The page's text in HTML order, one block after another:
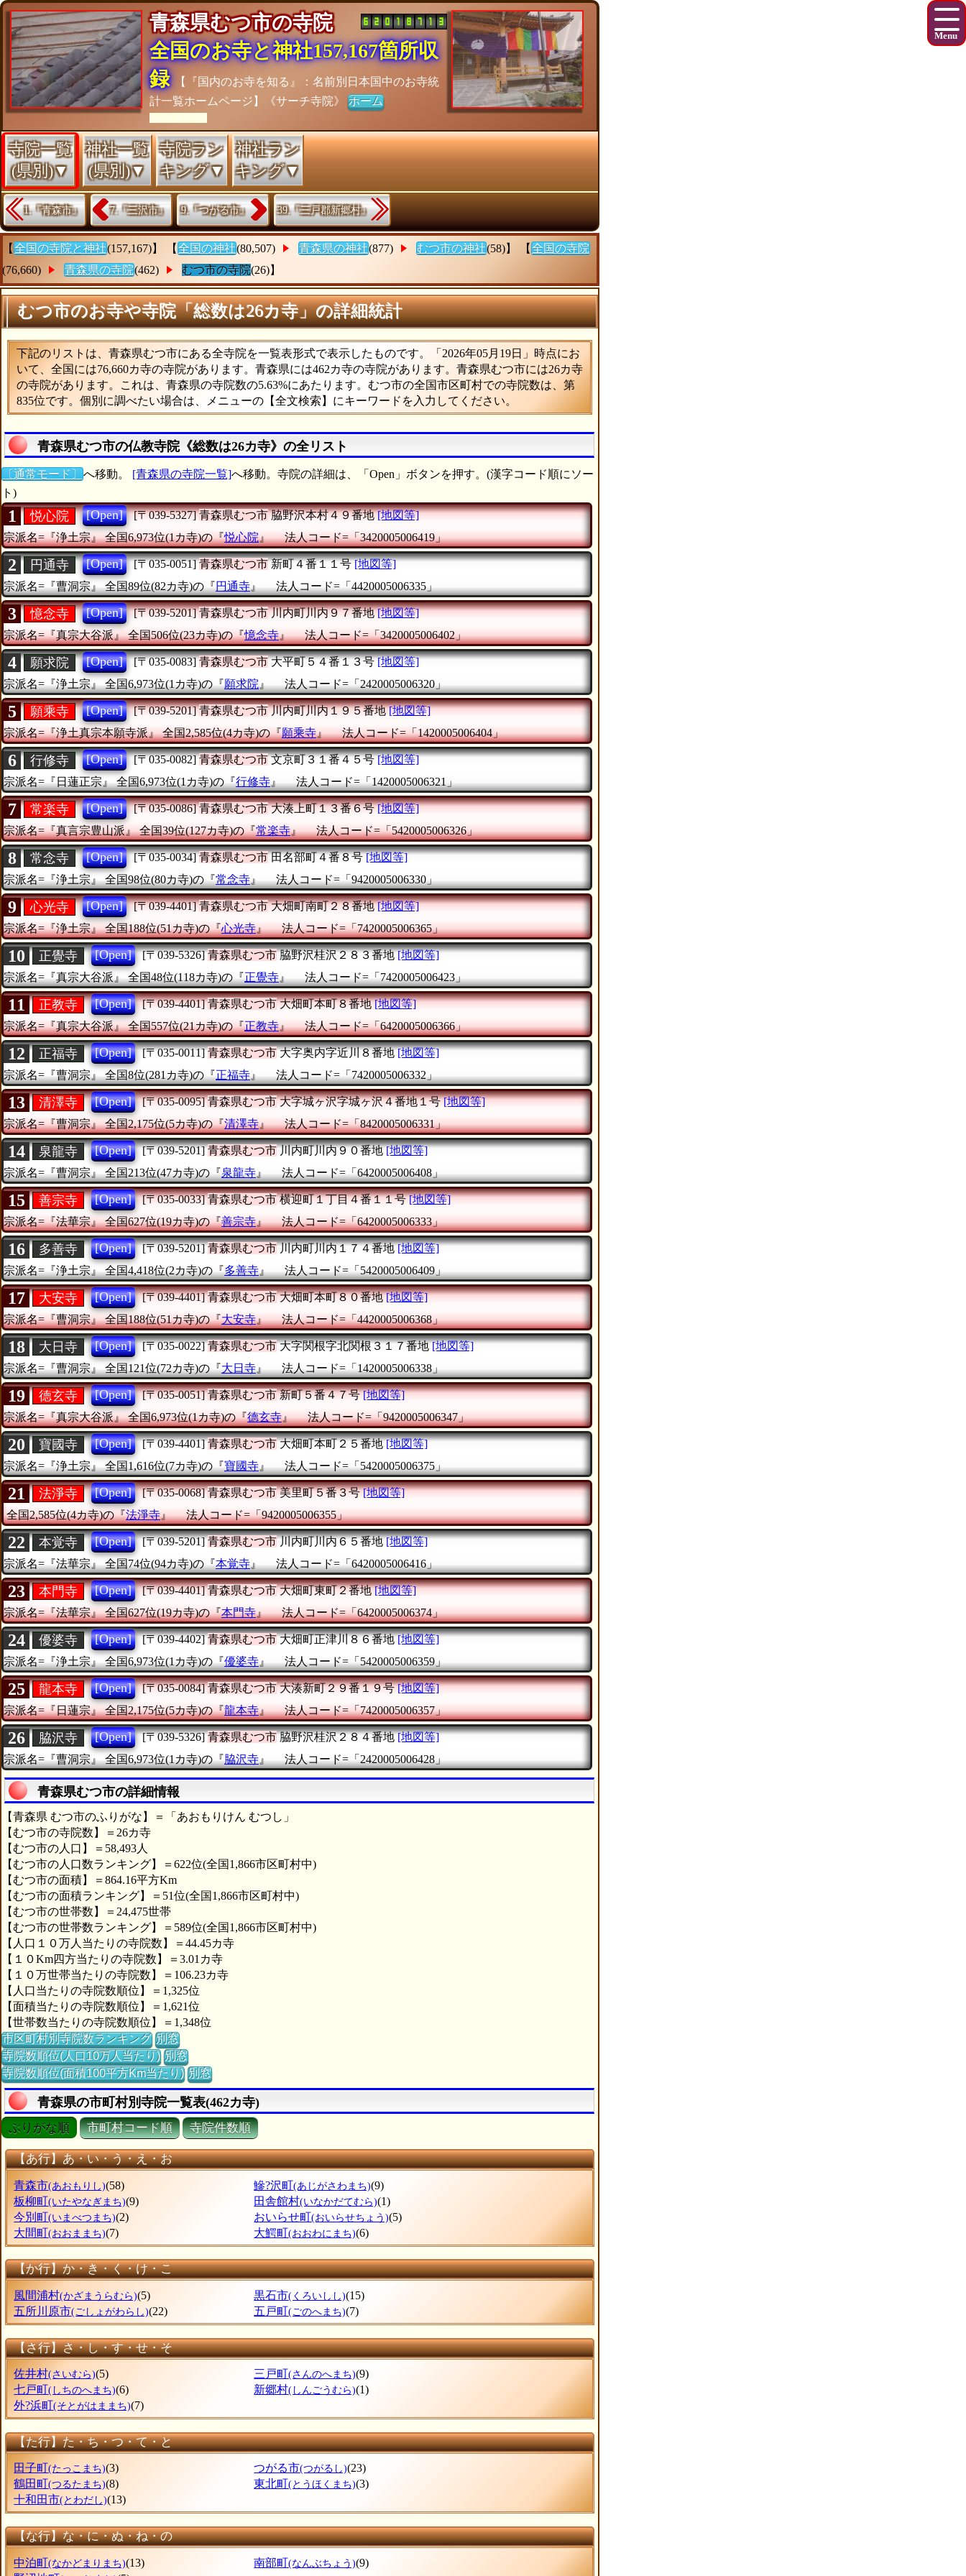
青森県むつ市の寺院
全国のお寺と神社157,167箇所収
録
【『国内のお寺を知る』：名前別日本国中のお寺統
計一覧ホームページ】《サーチ寺院》ホーム
[As of 26/07/28]
寺院一覧
(県別)▼
神社一覧
(県別)▼
寺院ラン
キング▼
神社ラン
キング▼
1.『青森市』 7.『三沢市』 9.『つがる市』 39.『三戸郡新郷村』
【 全国の寺院と神社(157,167)】 【 全国の神社(80,507) 青森県の神社(877) むつ市の神社(58)】 【 全国の寺院
(76,660)
青森県の寺院(462) むつ市の寺院(26)】
むつ市のお寺や寺院「総数は26カ寺」の詳細統計
下記のリストは、青森県むつ市にある全寺院を一覧表形式で表示したものです。「2026年05月19日」時点にお
いて、全国には76,660カ寺の寺院があります。青森県には462カ寺の寺院があります。青森県むつ市には26カ寺
の寺院があります。これは、青森県の寺院数の5.63%にあたります。むつ市の全国市区町村での寺院数は、第
835位です。個別に調べたい場合は、メニューの【全文検索】にキーワードを入力してください。
青森県むつ市の仏教寺院《総数は26カ寺》の全リスト
〔通常モード〕 へ移動。 [青森県の寺院一覧]へ移動。寺院の詳細は、「Open」ボタンを押す。(漢字コード順にソー
ト)
1 悦心院 [Open] [〒039-5327] 青森県むつ市脇野沢本村４９番地 [地図等]
宗派名=『浄土宗』 全国6,973位(1カ寺)の『悦心院』 法人コード=「3420005006419」
2 円通寺 [Open] [〒035-0051] 青森県むつ市新町４番１１号 [地図等]
宗派名=『曹洞宗』
全国89位(82カ寺)の『円通寺 』 法人コード=「4420005006335」
3 憶念寺 [Open] [〒039-5201] 青森県むつ市川内町川内９７番地 [地図等]
宗派名=『真宗大谷派』 全国506位(23カ寺)の『憶念寺』 法人コード=「3420005006402」
4 願求院 [Open] [〒035-0083] 青森県むつ市大平町５４番１３号 [地図等]
宗派名=『浄土宗』
全国6,973位(1カ寺)の『願求院 』 法人コード=「2420005006320」
5 願乘寺 [Open] [〒039-5201] 青森県むつ市川内町川内１９５番地 [地図等]
宗派名=『浄土真宗本願寺派』 全国2,585位(4カ寺)の『願乘寺』 法人コード=「1420005006404」
6 行修寺 [Open] [〒035-0082] 青森県むつ市文京町３１番４５号 [地図等]
宗派名=『日蓮正宗』
全国6,973位(1カ寺)の『行修寺 』 法人コード=「1420005006321」
7 常楽寺 [Open] [〒035-0086] 青森県むつ市大湊上町１３番６号 [地図等]
宗派名=『真言宗豊山派』 全国39位(127カ寺)の『常楽寺』 法人コード=「5420005006326」
8 常念寺 [Open] [〒035-0034] 青森県むつ市田名部町４番８号 [地図等]
宗派名=『浄土宗』
全国98位(80カ寺)の『常念寺 』 法人コード=「9420005006330」
9 心光寺 [Open] [〒039-4401] 青森県むつ市大畑町南町２８番地 [地図等]
宗派名=『浄土宗』 全国188位(51カ寺)の『心光寺』 法人コード=「7420005006365」
10 正覺寺 [Open] [〒039-5326] 青森県むつ市脇野沢桂沢２８３番地 [地図等]
宗派名=『真宗大谷派』
全国48位(118カ寺)の『正覺寺 』 法人コード=「7420005006423」
11 正教寺 [Open] [〒039-4401] 青森県むつ市大畑町本町８番地 [地図等]
宗派名=『真宗大谷派』 全国557位(21カ寺)の『正教寺』 法人コード=「6420005006366」
12 正福寺 [Open] [〒035-0011] 青森県むつ市大字奥内字近川８番地 [地図等]
宗派名=『曹洞宗』
全国8位(281カ寺)の『正福寺 』 法人コード=「7420005006332」
13 清澤寺 [Open] [〒035-0095] 青森県むつ市大字城ヶ沢字城ヶ沢４番地１号 [地図等]
宗派名=『曹洞宗』 全国2,175位(5カ寺)の『清澤寺』 法人コード=「8420005006331」
14 泉龍寺 [Open] [〒039-5201] 青森県むつ市川内町川内９０番地 [地図等]
宗派名=『曹洞宗』
全国213位(47カ寺)の『泉龍寺 』 法人コード=「6420005006408」
15 善宗寺 [Open] [〒035-0033] 青森県むつ市横迎町１丁目４番１１号 [地図等]
宗派名=『法華宗』 全国627位(19カ寺)の『善宗寺』 法人コード=「6420005006333」
16 多善寺 [Open] [〒039-5201] 青森県むつ市川内町川内１７４番地 [地図等]
宗派名=『浄土宗』
全国4,418位(2カ寺)の『多善寺 』 法人コード=「5420005006409」
17 大安寺 [Open] [〒039-4401] 青森県むつ市大畑町本町８０番地 [地図等]
宗派名=『曹洞宗』 全国188位(51カ寺)の『大安寺』 法人コード=「4420005006368」
18 大日寺 [Open] [〒035-0022] 青森県むつ市大字関根字北関根３１７番地 [地図等]
宗派名=『曹洞宗』
全国121位(72カ寺)の『大日寺 』 法人コード=「1420005006338」
19 德玄寺 [Open] [〒035-0051] 青森県むつ市新町５番４７号 [地図等]
宗派名=『真宗大谷派』 全国6,973位(1カ寺)の『德玄寺』 法人コード=「9420005006347」
20 寶國寺 [Open] [〒039-4401] 青森県むつ市大畑町本町２５番地 [地図等]
宗派名=『浄土宗』
全国1,616位(7カ寺)の『寶國寺 』 法人コード=「5420005006375」
21 法淨寺 [Open] [〒035-0068] 青森県むつ市美里町５番３号 [地図等]
全国2,585位(4カ寺)の『法淨寺』 法人コード=「9420005006355」
22 本覚寺 [Open] [〒039-5201] 青森県むつ市川内町川内６５番地 [地図等]
宗派名=『法華宗』
全国74位(94カ寺)の『本覚寺 』 法人コード=「6420005006416」
23 本門寺 [Open] [〒039-4401] 青森県むつ市大畑町東町２番地 [地図等]
宗派名=『法華宗』 全国627位(19カ寺)の『本門寺』 法人コード=「6420005006374」
24 優婆寺 [Open] [〒039-4402] 青森県むつ市大畑町正津川８６番地 [地図等]
宗派名=『浄土宗』
全国6,973位(1カ寺)の『優婆寺 』 法人コード=「5420005006359」
25 龍本寺 [Open] [〒035-0084] 青森県むつ市大湊新町２９番１９号 [地図等]
宗派名=『日蓮宗』 全国2,175位(5カ寺)の『龍本寺』 法人コード=「7420005006357」
26 脇沢寺 [Open] [〒039-5326] 青森県むつ市脇野沢桂沢２８４番地 [地図等]
宗派名=『曹洞宗』
全国6,973位(1カ寺)の『脇沢寺 』 法人コード=「2420005006428」
青森県むつ市の詳細情報
【青森県 むつ市のふりがな】＝「あおもりけん むつし」
【むつ市の寺院数】＝26カ寺
【むつ市の人口】＝58,493人
【むつ市の人口数ランキング】＝622位(全国1,866市区町村中)
【むつ市の面積】＝864.16平方Km
【むつ市の面積ランキング】＝51位(全国1,866市区町村中)
【むつ市の世帯数】＝24,475世帯
【むつ市の世帯数ランキング】＝589位(全国1,866市区町村中)
【人口１０万人当たりの寺院数】＝44.45カ寺
【１０Km四方当たりの寺院数】＝3.01カ寺
【１０万世帯当たりの寺院数】＝106.23カ寺
【人口当たりの寺院数順位】＝1,325位
【面積当たりの寺院数順位】＝1,621位
【世帯数当たりの寺院数順位】＝1,348位
市区町村別寺院数ランキング 別窓
寺院数順位(人口10万人当たり) 別窓
寺院数順位(面積100平方Km当たり) 別窓
青森県の市町村別寺院一覧表(462カ寺)
ぶりがな順 市町村コード順 寺院件数順
【あ行】あ・い・う・え・お
青森市(あおもりし)(58) 鰺?沢町(あじがさわまち)(9)
板柳町(いたやなぎまち)(9) 田舎館村(いなかだてむら)(1)
今別町(いまべつまち)(2) おいらせ町(おいらせちょう)(5)
大間町(おおままち)(7) 大鰐町(おおわにまち)(6)
【か行】か・き・く・け・こ
風間浦村(かざまうらむら)(5) 黒石市(くろいしし)(15)
五所川原市(ごしょがわらし)(22) 五戸町(ごのへまち)(7)
【さ行】さ・し・す・せ・そ
佐井村(さいむら)(5) 三戸町(さんのへまち)(9)
七戸町(しちのへまち)(6) 新郷村(しんごうむら)(1)
外?浜町(そとがはままち)(7)
【た行】た・ち・つ・て・と
田子町(たっこまち)(3) つがる市(つがるし)(23)
鶴田町(つるたまち)(8) 東北町(とうほくまち)(3)
十和田市(とわだし)(13)
【な行】な・に・ぬ・ね・の
中泊町(なかどまりまち)(13) 南部町(なんぶちょう)(9)